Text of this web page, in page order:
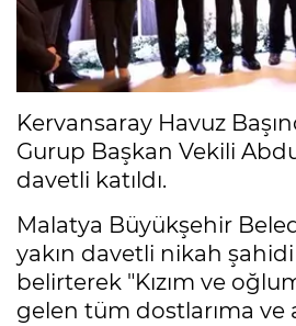
Kervansaray Havuz
Gurup Başkan Vekili
davetli katıldı.
Malatya Büyükşehir
yakın davetli nikah
belirterek "Kızım ve
gelen tüm dostlarıma